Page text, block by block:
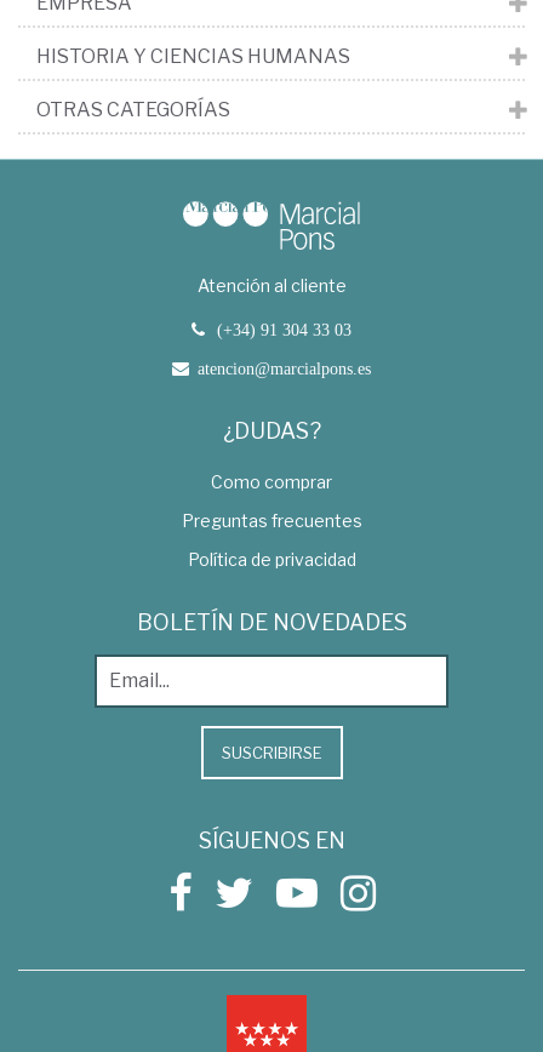
HISTORIA Y CIENCIAS HUMANAS
OTRAS CATEGORÍAS
Atención al cliente
(+34) 91 304 33 03
atencion@marcialpons.es
¿DUDAS?
Como comprar
Preguntas frecuentes
Política de privacidad
BOLETÍN DE NOVEDADES
SUSCRIBIRSE
SÍGUENOS EN